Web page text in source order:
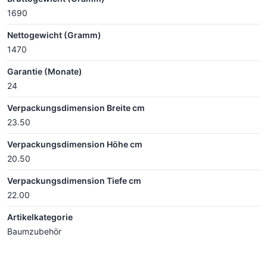
1690
Nettogewicht (Gramm)
1470
Garantie (Monate)
24
Verpackungsdimension Breite cm
23.50
Verpackungsdimension Höhe cm
20.50
Verpackungsdimension Tiefe cm
22.00
Artikelkategorie
Baumzubehör